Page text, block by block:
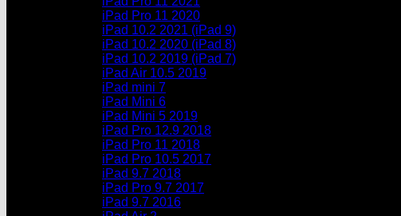
iPad Pro 11 2020
iPad 10.2 2021 (iPad 9)
iPad 10.2 2020 (iPad 8)
iPad 10.2 2019 (iPad 7)
iPad Air 10.5 2019
iPad mini 7
iPad Mini 6
iPad Mini 5 2019
iPad Pro 12.9 2018
iPad Pro 11 2018
iPad Pro 10.5 2017
iPad 9.7 2018
iPad Pro 9.7 2017
iPad 9.7 2016